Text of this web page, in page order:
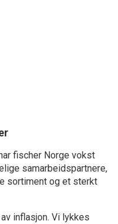
fischer Norge vokst
samarbeidspartnere,
sortiment og et sterkt
inflasjon. Vi lykkes